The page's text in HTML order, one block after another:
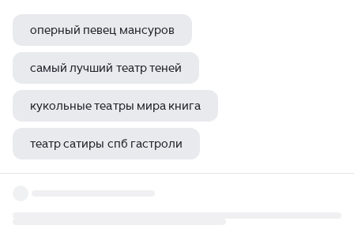
оперный певец мансуров
самый лучший театр теней
кукольные театры мира книга
театр сатиры спб гастроли